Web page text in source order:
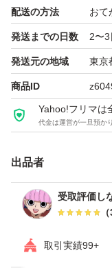
配送の方法 おて
発送までの日数 2〜3
発送元の地域 東京
商品ID
Yahoo!フリマは
代金は運営が一旦預か
出品者
受取評価し
（
取引実績99+